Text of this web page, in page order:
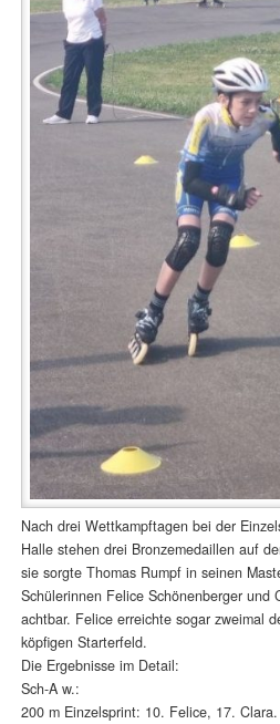
Nach drei Wettkampftagen bei der
Halle stehen drei Bronzemedaillen auf
sie sorgte Thomas Rumpf in seinen
Schülerinnen Felice Schönenberger und
achtbar. Felice erreichte sogar zweimal
köpfigen Starterfeld.
Die Ergebnisse im Detail:
Sch-A w.:
200 m Einzelsprint: 10. Felice, 17. Clara.